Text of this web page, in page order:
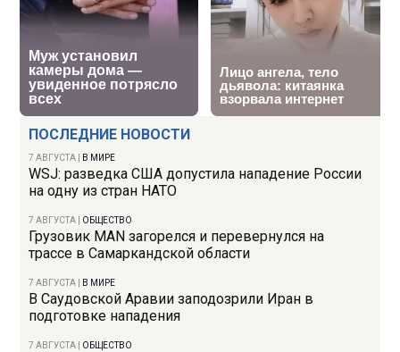
ПОСЛЕДНИЕ НОВОСТИ
7 АВГУСТА В МИРЕ
WSJ: разведка США допустила нападение России
на одну из стран НАТО
7 АВГУСТА ОБЩЕСТВО
Грузовик MAN загорелся и перевернулся на
трассе в Самаркандской области
7 АВГУСТА В МИРЕ
В Саудовской Аравии заподозрили Иран в
подготовке нападения
7 АВГУСТА ОБЩЕСТВО